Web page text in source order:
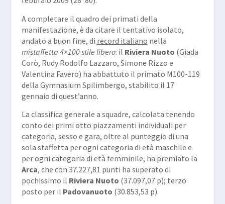
A completare il quadro dei primati della
manifestazione, è da citare il tentativo isolato,
andato a buon fine, di record italiano nella
mistaffetta 4×100 stile libero: il Riviera Nuoto (Giada
Corò, Rudy Rodolfo Lazzaro, Simone Rizzo e
Valentina Favero) ha abbattuto il primato M100-119
della Gymnasium Spilimbergo, stabilito il 17
gennaio di quest’anno.
La classifica generale a squadre, calcolata tenendo
conto dei primi otto piazzamenti individuali per
categoria, sesso e gara, oltre al punteggio di una
sola staffetta per ogni categoria di età maschile e
per ogni categoria di età femminile, ha premiato la
Arca, che con 37.227,81 punti ha superato di
pochissimo il Riviera Nuoto (37.097,07 p); terzo
posto per il Padovanuoto (30.853,53 p).